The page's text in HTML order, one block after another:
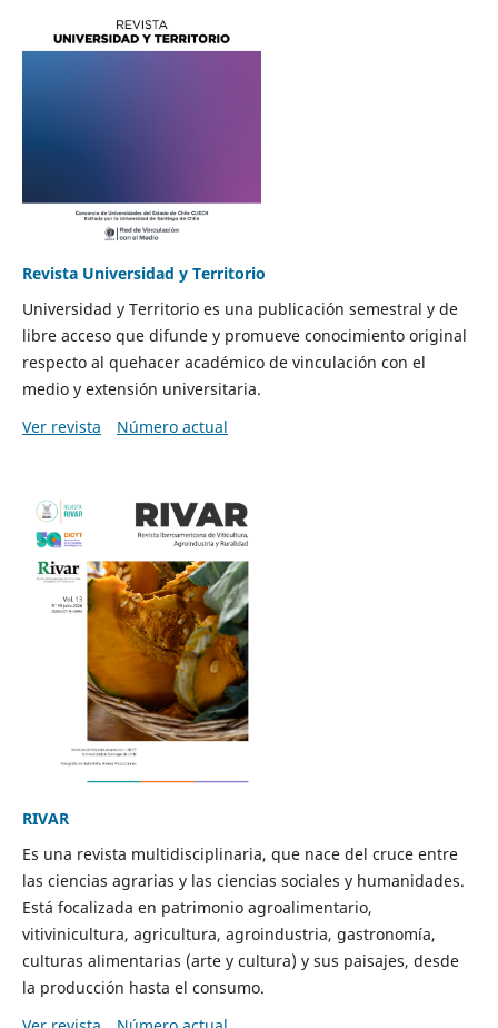
Revista Universidad y Territorio
Universidad y Territorio es una publicación semestral y de
libre acceso que difunde y promueve conocimiento original
respecto al quehacer académico de vinculación con el
medio y extensión universitaria.
Ver revista
Número actual
RIVAR
Es una revista multidisciplinaria, que nace del cruce entre
las ciencias agrarias y las ciencias sociales y humanidades.
Está focalizada en patrimonio agroalimentario,
vitivinicultura, agricultura, agroindustria, gastronomía,
culturas alimentarias (arte y cultura) y sus paisajes, desde
la producción hasta el consumo.